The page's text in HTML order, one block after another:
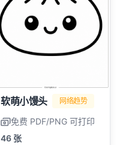
软萌小馒头 网络趋势
免费 PDF/PNG 可打印
46 张